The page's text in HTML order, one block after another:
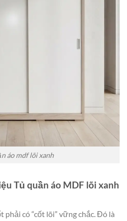
áo mdf lõi xanh
Tủ quần áo MDF lõi xanh
có “cốt lõi” vững chắc. Đó là